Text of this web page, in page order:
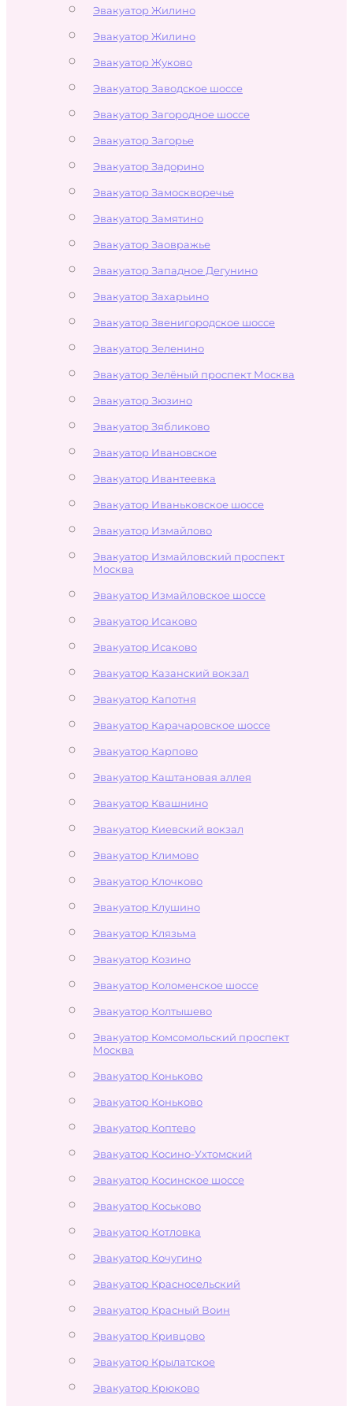
Эвакуатор Жилино
Эвакуатор Жилино
Эвакуатор Жуково
Эвакуатор Заводское шоссе
Эвакуатор Загородное шоссе
Эвакуатор Загорье
Эвакуатор Задорино
Эвакуатор Замоскворечье
Эвакуатор Замятино
Эвакуатор Заовражье
Эвакуатор Западное Дегунино
Эвакуатор Захарьино
Эвакуатор Звенигородское шоссе
Эвакуатор Зеленино
Эвакуатор Зелёный проспект Москва
Эвакуатор Зюзино
Эвакуатор Зябликово
Эвакуатор Ивановское
Эвакуатор Ивантеевка
Эвакуатор Иваньковское шоссе
Эвакуатор Измайлово
Эвакуатор Измайловский проспект
Москва
Эвакуатор Измайловское шоссе
Эвакуатор Исаково
Эвакуатор Исаково
Эвакуатор Казанский вокзал
Эвакуатор Капотня
Эвакуатор Карачаровское шоссе
Эвакуатор Карпово
Эвакуатор Каштановая аллея
Эвакуатор Квашнино
Эвакуатор Киевский вокзал
Эвакуатор Климово
Эвакуатор Клочково
Эвакуатор Клушино
Эвакуатор Клязьма
Эвакуатор Козино
Эвакуатор Коломенское шоссе
Эвакуатор Колтышево
Эвакуатор Комсомольский проспект
Москва
Эвакуатор Коньково
Эвакуатор Коньково
Эвакуатор Коптево
Эвакуатор Косино-Ухтомский
Эвакуатор Косинское шоссе
Эвакуатор Коськово
Эвакуатор Котловка
Эвакуатор Кочугино
Эвакуатор Красносельский
Эвакуатор Красный Воин
Эвакуатор Кривцово
Эвакуатор Крылатское
Эвакуатор Крюково